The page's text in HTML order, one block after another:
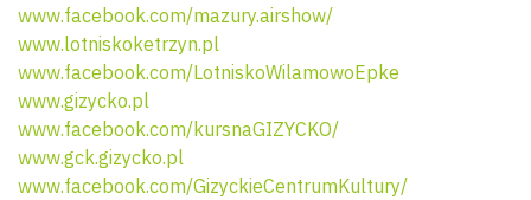
www.facebook.com/mazury.airshow/
www.lotniskoketrzyn.pl
www.facebook.com/LotniskoWilamowoEpke
www.gizycko.pl
www.facebook.com/kursnaGIZYCKO/
www.gck.gizycko.pl
www.facebook.com/GizyckieCentrumKultury/